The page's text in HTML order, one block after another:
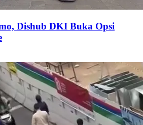
Dishub DKI Buka Opsi